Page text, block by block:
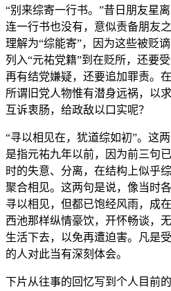
“别来综寄一行书。”昔日朋友星
连一行书也没有，意似责备朋友
理解为“综能寄”，因为这些被贬
列入“元祐党籍”到在贬所，还要
再有结党嫌疑，还要追加罪责。
所谓旧党人物惟有潜身远祸，以
互诉衷肠，给政敌以口实呢？
“寻以相见在，犹道综如初”。这
是指元祐九年以前，因为前三句
时的失意、分离，在结构上似乎
聚合相见。这两句是说，像当时
寻以相见，但都已饱经风雨，成
西池那样纵情豪饮，开怀畅谈，
生活下去，以免再遭迫害。凡是
的人对此当有深刻体会。
下片从往事的回忆写到个人目前的